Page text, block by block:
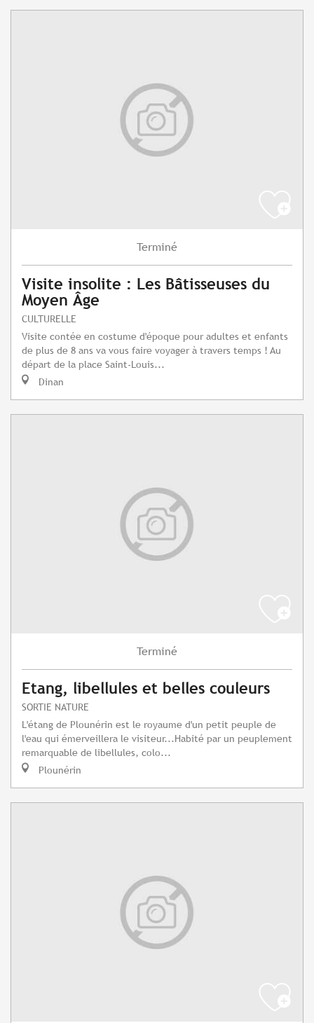
Terminé
Visite insolite : Les Bâtisseuses du
Moyen Âge
CULTURELLE
Visite contée en costume d'époque pour adultes et enfants
de plus de 8 ans va vous faire voyager à travers temps ! Au
départ de la place Saint-Louis...
Dinan
Terminé
Etang, libellules et belles couleurs
SORTIE NATURE
L'étang de Plounérin est le royaume d'un petit peuple de
l'eau qui émerveillera le visiteur...Habité par un peuplement
remarquable de libellules, colo...
Plounérin